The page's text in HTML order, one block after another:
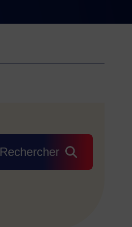
Rechercher